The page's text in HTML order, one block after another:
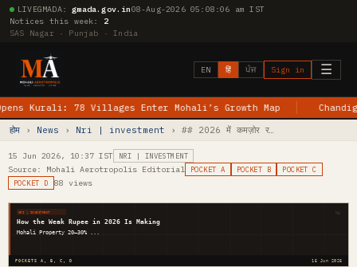
LIVEGMADA:gmada.gov.in08-Aug-2026 05:08:07 am IST
Notices this week: 2
SAS Nagar · Punjab · India
☰
EN हिं ਪੰਜ Sign in
Kurali: 78 Villages Enter Mohali’s Growth Map
होम
› News › Nri | investment › ## 2026 में कमज़ोर र…
15 Jun 2026, 10:37 IST NRI | INVESTMENT
Source: Mohali Aerotropolis Editorial POCKET A POCKET B
POCKET C
POCKET D
88 views
NRI | INVESTMENT
POCKETS A, B, C, D 15 Jun 2026
How the Weak Rupee in 2026 Is Making
Mohali Property 20–30% ...
MA